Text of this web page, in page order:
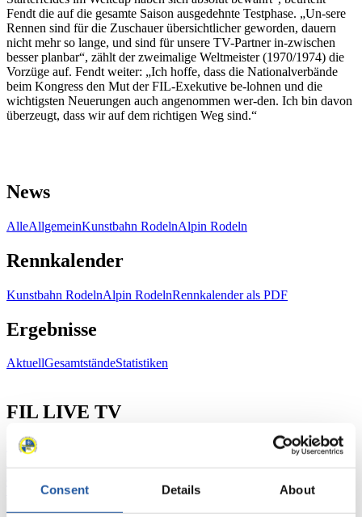
Consent Details About
Fendt die auf die gesamte Saison ausgedehnte Testphase. „Un-sere
Rennen sind für die Zuschauer übersichtlicher geworden, dauern
nicht mehr so lange, und sind für unsere TV-Partner in-zwischen
besser planbar“, zählt der zweimalige Weltmeister (1970/1974) die
Vorzüge auf. Fendt weiter: „Ich hoffe, dass die Nationalverbände
beim Kongress den Mut der FIL-Exekutive be-lohnen und die
wichtigsten Neuerungen auch angenommen wer-den. Ich bin davon
überzeugt, dass wir auf dem richtigen Weg sind.“
News
AlleAllgemeinKunstbahn RodelnAlpin Rodeln
Rennkalender
Kunstbahn RodelnAlpin RodelnRennkalender als PDF
Ergebnisse
AktuellGesamtständeStatistiken
FIL LIVE TV
Live Streaming
Live Streaming Alpin
Tippspiel